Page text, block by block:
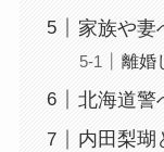
家族や妻
離婚
北海道警
内田梨瑚